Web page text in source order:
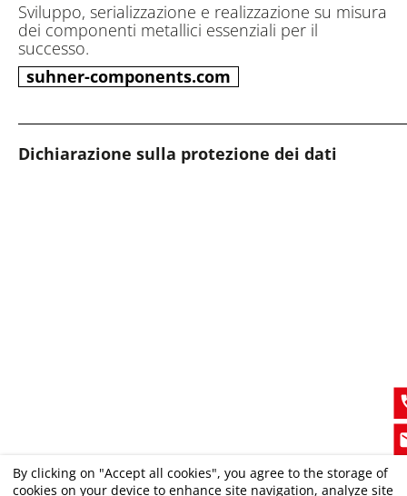
Sviluppo, serializzazione e realizzazione su misura
dei componenti metallici essenziali per il
successo.
suhner-components.com
Dichiarazione sulla protezione dei dati
By clicking on "Accept all cookies", you agree to the storage of
cookies on your device to enhance site navigation, analyze site